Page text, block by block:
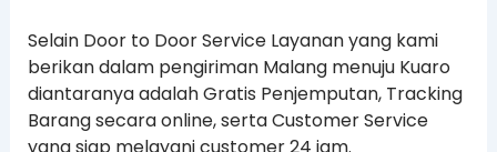
Selain Door to Door Service Layanan yang kami
berikan dalam pengiriman Malang menuju Kuaro
diantaranya adalah Gratis Penjemputan, Tracking
Barang secara online, serta Customer Service